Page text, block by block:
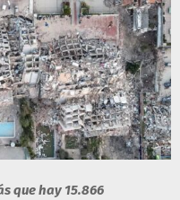
que hay 15.866